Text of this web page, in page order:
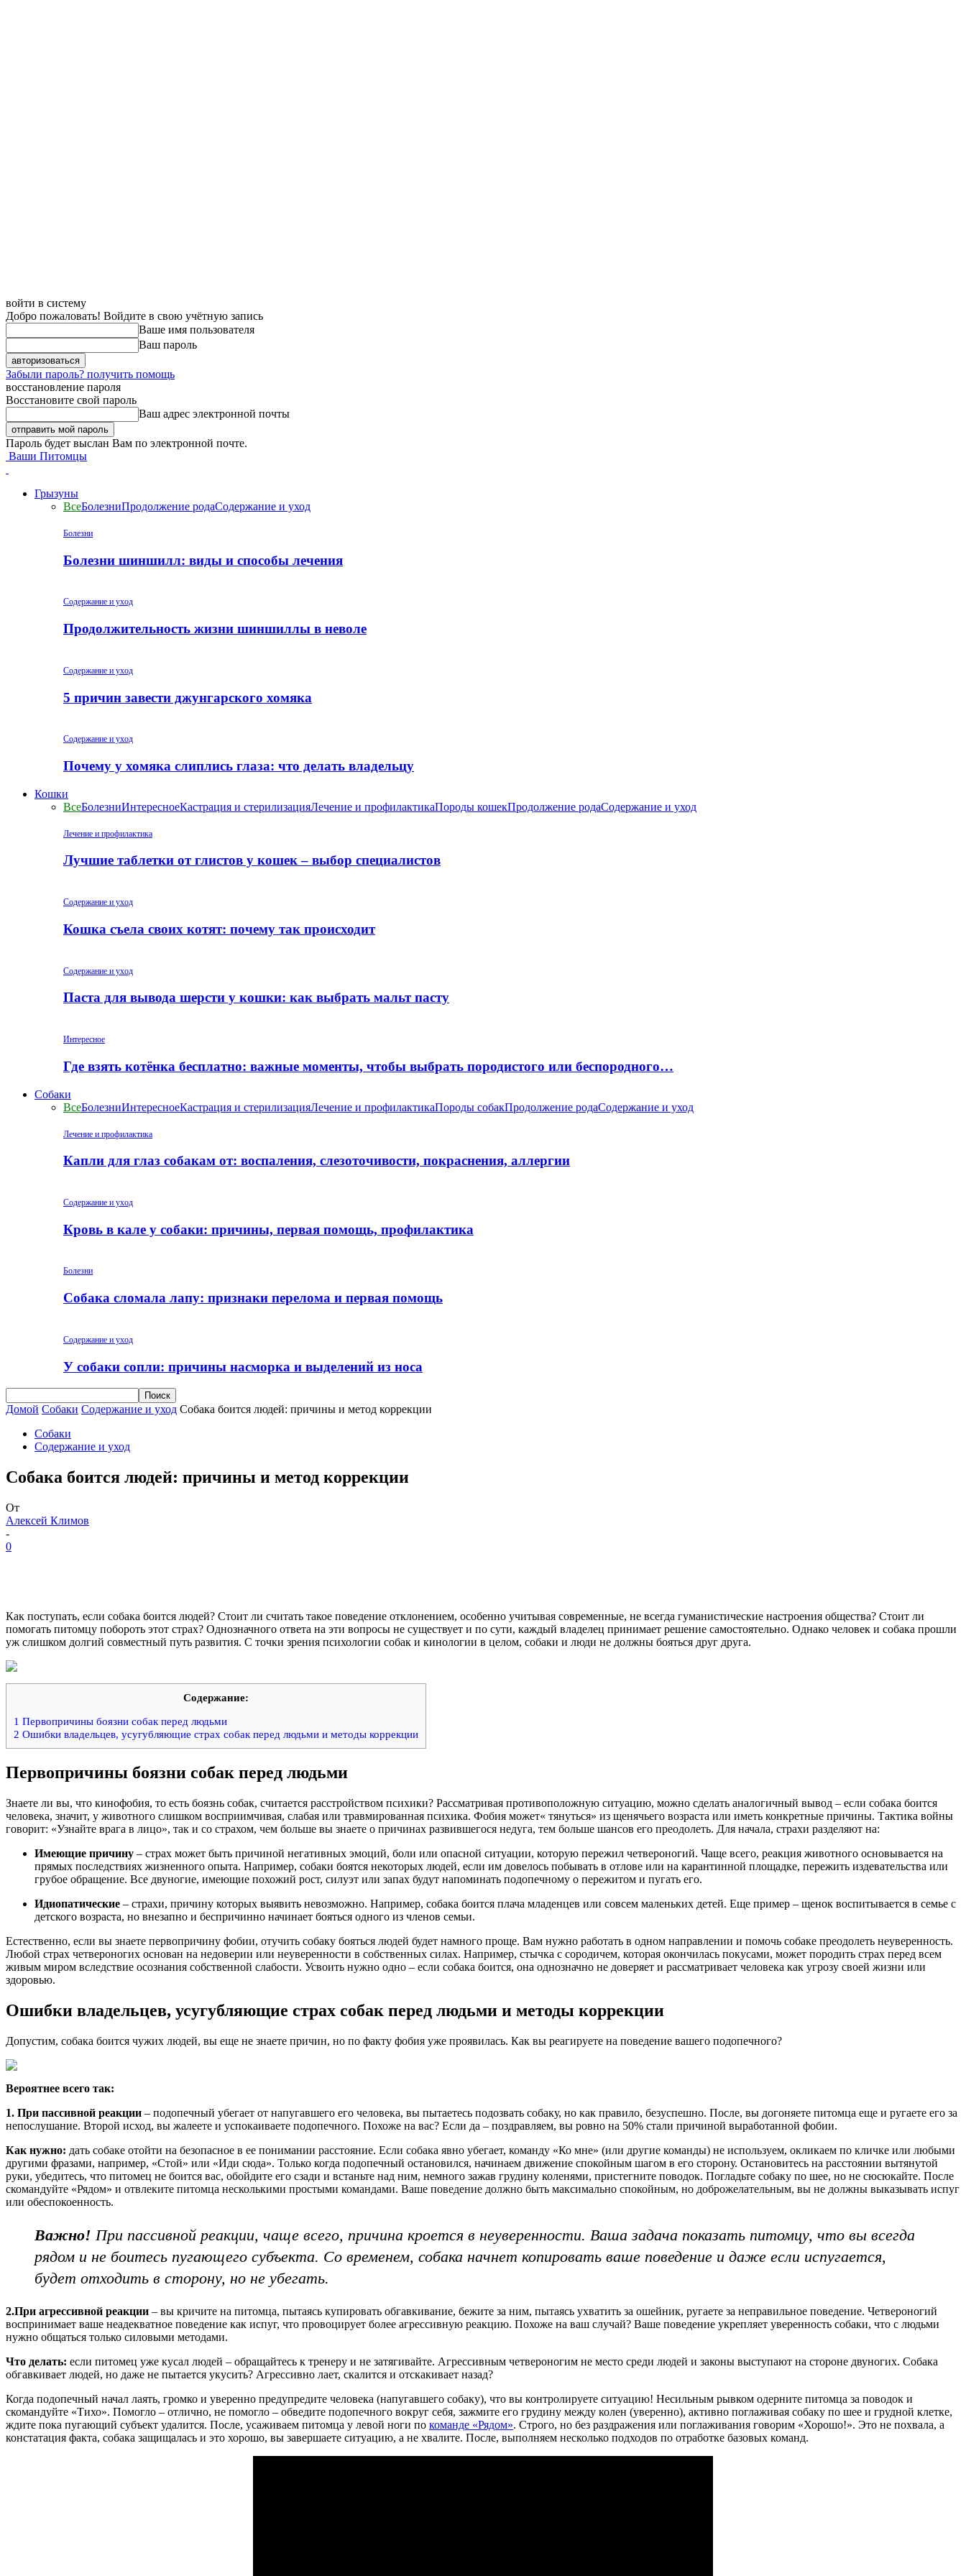
войти в систему
Добро пожаловать! Войдите в свою учётную запись
Ваше имя пользователя
Ваш пароль
Забыли пароль? получить помощь
восстановление пароля
Восстановите свой пароль
Ваш адрес электронной почты
Пароль будет выслан Вам по электронной почте.
Ваши Питомцы
Грызуны
ВсеБолезниПродолжение родаСодержание и уход
Болезни
Болезни шиншилл: виды и способы лечения
Содержание и уход
Продолжительность жизни шиншиллы в неволе
Содержание и уход
5 причин завести джунгарского хомяка
Содержание и уход
Почему у хомяка слиплись глаза: что делать владельцу
Кошки
ВсеБолезниИнтересноеКастрация и стерилизацияЛечение и профилактикаПороды кошекПродолжение родаСодержание и уход
Лечение и профилактика
Лучшие таблетки от глистов у кошек – выбор специалистов
Содержание и уход
Кошка съела своих котят: почему так происходит
Содержание и уход
Паста для вывода шерсти у кошки: как выбрать мальт пасту
Интересное
Где взять котёнка бесплатно: важные моменты, чтобы выбрать породистого или беспородного…
Собаки
ВсеБолезниИнтересноеКастрация и стерилизацияЛечение и профилактикаПороды собакПродолжение родаСодержание и уход
Лечение и профилактика
Капли для глаз собакам от: воспаления, слезоточивости, покраснения, аллергии
Содержание и уход
Кровь в кале у собаки: причины, первая помощь, профилактика
Болезни
Собака сломала лапу: признаки перелома и первая помощь
Содержание и уход
У собаки сопли: причины насморка и выделений из носа
Домой Собаки Содержание и уход Собака боится людей: причины и метод коррекции
Собаки
Содержание и уход
Собака боится людей: причины и метод коррекции
От
Алексей Климов
-
0
Как поступать, если собака боится людей? Стоит ли считать такое поведение отклонением, особенно учитывая современные, не всегда гуманистические настроения общества? Стоит ли
помогать питомцу побороть этот страх? Однозначного ответа на эти вопросы не существует и по сути, каждый владелец принимает решение самостоятельно. Однако человек и собака прошли
уж слишком долгий совместный путь развития. С точки зрения психологии собак и кинологии в целом, собаки и люди не должны бояться друг друга.
Содержание:
1 Первопричины боязни собак перед людьми
2 Ошибки владельцев, усугубляющие страх собак перед людьми и методы коррекции
Первопричины боязни собак перед людьми
Знаете ли вы, что кинофобия, то есть боязнь собак, считается расстройством психики? Рассматривая противоположную ситуацию, можно сделать аналогичный вывод – если собака боится
человека, значит, у животного слишком восприимчивая, слабая или травмированная психика. Фобия может« тянуться» из щенячьего возраста или иметь конкретные причины. Тактика войны
говорит: «Узнайте врага в лицо», так и со страхом, чем больше вы знаете о причинах развившегося недуга, тем больше шансов его преодолеть. Для начала, страхи разделяют на:
Имеющие причину – страх может быть причиной негативных эмоций, боли или опасной ситуации, которую пережил четвероногий. Чаще всего, реакция животного основывается на
прямых последствиях жизненного опыта. Например, собаки боятся некоторых людей, если им довелось побывать в отлове или на карантинной площадке, пережить издевательства или
грубое обращение. Все двуногие, имеющие похожий рост, силуэт или запах будут напоминать подопечному о пережитом и пугать его.
Идиопатические – страхи, причину которых выявить невозможно. Например, собака боится плача младенцев или совсем маленьких детей. Еще пример – щенок воспитывается в семье с
детского возраста, но внезапно и беспричинно начинает бояться одного из членов семьи.
Естественно, если вы знаете первопричину фобии, отучить собаку бояться людей будет намного проще. Вам нужно работать в одном направлении и помочь собаке преодолеть неуверенность.
Любой страх четвероногих основан на недоверии или неуверенности в собственных силах. Например, стычка с сородичем, которая окончилась покусами, может породить страх перед всем
живым миром вследствие осознания собственной слабости. Усвоить нужно одно – если собака боится, она однозначно не доверяет и рассматривает человека как угрозу своей жизни или
здоровью.
Ошибки владельцев, усугубляющие страх собак перед людьми и методы коррекции
Допустим, собака боится чужих людей, вы еще не знаете причин, но по факту фобия уже проявилась. Как вы реагируете на поведение вашего подопечного?
Вероятнее всего так:
1. При пассивной реакции – подопечный убегает от напугавшего его человека, вы пытаетесь подозвать собаку, но как правило, безуспешно. После, вы догоняете питомца еще и ругаете его за
непослушание. Второй исход, вы жалеете и успокаиваете подопечного. Похоже на вас? Если да – поздравляем, вы ровно на 50% стали причиной выработанной фобии.
Как нужно: дать собаке отойти на безопасное в ее понимании расстояние. Если собака явно убегает, команду «Ко мне» (или другие команды) не используем, окликаем по кличке или любыми
другими фразами, например, «Стой» или «Иди сюда». Только когда подопечный остановился, начинаем движение спокойным шагом в его сторону. Остановитесь на расстоянии вытянутой
руки, убедитесь, что питомец не боится вас, обойдите его сзади и встаньте над ним, немного зажав грудину коленями, пристегните поводок. Погладьте собаку по шее, но не сюсюкайте. После
скомандуйте «Рядом» и отвлеките питомца несколькими простыми командами. Ваше поведение должно быть максимально спокойным, но доброжелательным, вы не должны выказывать испуг
или обеспокоенность.
Важно! При пассивной реакции, чаще всего, причина кроется в неуверенности. Ваша задача показать питомцу, что вы всегда
рядом и не боитесь пугающего субъекта. Со временем, собака начнет копировать ваше поведение и даже если испугается,
будет отходить в сторону, но не убегать.
2.При агрессивной реакции – вы кричите на питомца, пытаясь купировать обгавкивание, бежите за ним, пытаясь ухватить за ошейник, ругаете за неправильное поведение. Четвероногий
воспринимает ваше неадекватное поведение как испуг, что провоцирует более агрессивную реакцию. Похоже на ваш случай? Ваше поведение укрепляет уверенность собаки, что с людьми
нужно общаться только силовыми методами.
Что делать: если питомец уже кусал людей – обращайтесь к тренеру и не затягивайте. Агрессивным четвероногим не место среди людей и законы выступают на стороне двуногих. Собака
обгавкивает людей, но даже не пытается укусить? Агрессивно лает, скалится и отскакивает назад?
Когда подопечный начал лаять, громко и уверенно предупредите человека (напугавшего собаку), что вы контролируете ситуацию! Несильным рывком одерните питомца за поводок и
скомандуйте «Тихо». Помогло – отлично, не помогло – обведите подопечного вокруг себя, зажмите его грудину между колен (уверенно), активно поглаживая собаку по шее и грудной клетке,
ждите пока пугающий субъект удалится. После, усаживаем питомца у левой ноги по команде «Рядом». Строго, но без раздражения или поглаживания говорим «Хорошо!». Это не похвала, а
констатация факта, собака защищалась и это хорошо, вы завершаете ситуацию, а не хвалите. После, выполняем несколько подходов по отработке базовых команд.